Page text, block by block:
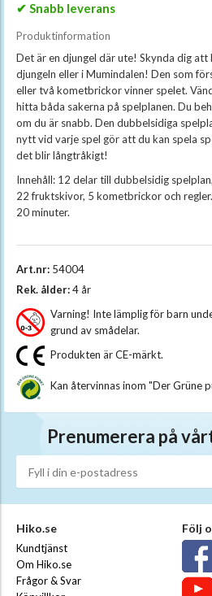
✔ Snabb leverans
Produktinformation
Det är en djungel där ute! Skynda dig
djungeln eller i Mumindalen! Den som
eller två kometbrickor vinner spelet.
hitta båda sakerna på spelplanen. Du
om du är snabb. Den dubbelsidiga
nytt vid varje spel gör att du kan spela
det blir långtråkigt!
Innehåll: 12 delar till dubbelsidig
22 fruktskivor, 5 kometbrickor och
20 minuter.
Art.nr: 54004
Rek. ålder:4 år
Varning! Inte lämplig för barn
grund av smådelar.
Produkten är CE-märkt.
Kan återvinnas inom "Der Grüne
Prenumerera på
Hiko.se
Kundtjänst
Om Hiko.se
Frågor & Svar
Följ